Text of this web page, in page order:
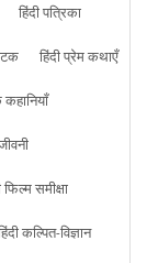
हिंदी पत्रिका
हिंदी प्रेम कथाएँ
कहानियाँ
फिल्म समीक्षा
कल्पित-विज्ञान